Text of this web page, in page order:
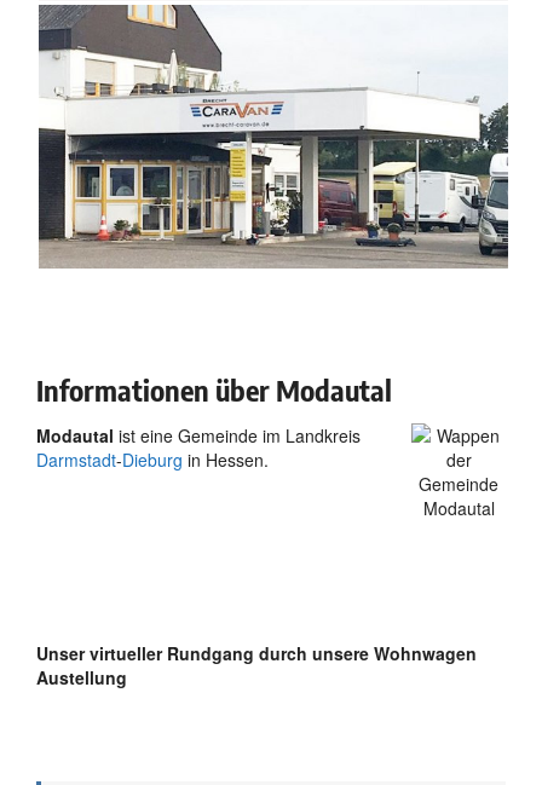
Informationen über Modautal
Modautal ist eine Gemeinde im Landkreis
Darmstadt-Dieburg in Hessen.
Unser virtueller Rundgang durch unsere Wohnwagen
Austellung